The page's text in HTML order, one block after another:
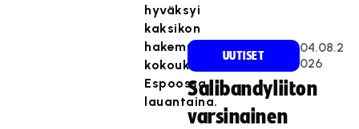
hyväksyi
kaksikon
hakemukset
kokouksessaan
Espoossa
lauantaina.
UUTISET
04.08.2
026
Salibandyliiton
varsinainen